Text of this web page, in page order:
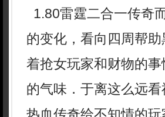
1.80雷霆二合一传奇
的变化，看向四周帮
着抢女玩家和财物的
的气味．于离这么远